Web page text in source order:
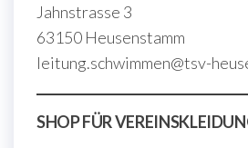
Jahnstrasse 3
63150 Heusenstamm
leitung.schwimmen@tsv-
SHOP FÜR